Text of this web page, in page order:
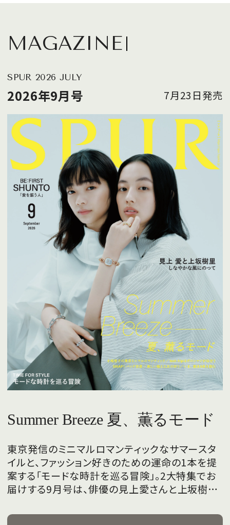
MAGAZINE
SPUR 2026 JULY
2026年9月号 7月23日発売
Summer Breeze 夏、薫るモード
東京発信のミニマルロマンティックなサマースタ
イルと、ファッション好きのための運命の1本を提
案する「モードな時計を巡る冒険」。2大特集でお
届けする9月号は、俳優の見上愛さんと上坂樹里
飾ります。